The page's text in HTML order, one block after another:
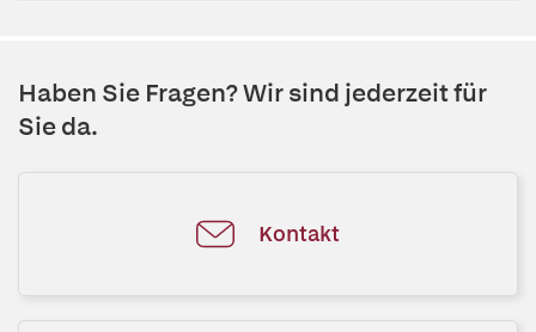
Haben Sie Fragen? Wir sind jederzeit für
Sie da.
Kontakt